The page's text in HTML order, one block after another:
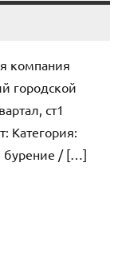
компания
городской
ст1
Категория:
бурение / […]